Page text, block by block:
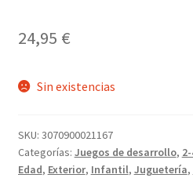
24,95 €
Sin existencias
SKU: 3070900021167
Categorías: Juegos de desarrollo,
Edad, Exterior, Infantil, Juguetería,